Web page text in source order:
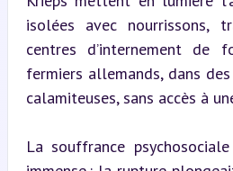
isolées avec nourrissons,
centres d’internement de
fermiers allemands, dans
calamiteuses, sans accès à
La souffrance